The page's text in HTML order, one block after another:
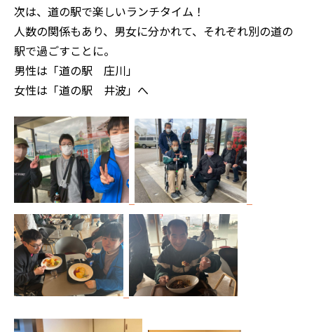
次は、道の駅で楽しいランチタイム！
人数の関係もあり、男女に分かれて、それぞれ別の道の
駅で過ごすことに。
男性は「道の駅 庄川」
女性は「道の駅 井波」へ